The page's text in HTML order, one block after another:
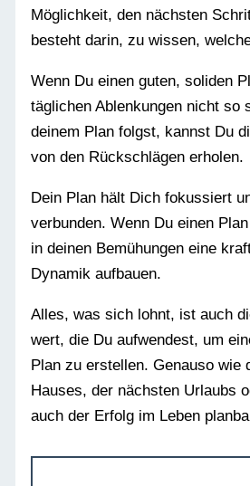
Möglichkeit, den nächsten
besteht darin, zu wissen,
Wenn Du einen guten, soliden
täglichen Ablenkungen nicht so
deinem Plan folgst, kannst Du
von den Rückschlägen erholen.
Dein Plan hält Dich fokussiert
verbunden. Wenn Du einen
in deinen Bemühungen eine
Dynamik aufbauen.
Alles, was sich lohnt, ist auch
wert, die Du aufwendest, um
Plan zu erstellen. Genauso wie
Hauses, der nächsten Urlaubs
auch der Erfolg im Leben